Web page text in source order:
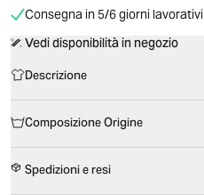
Consegna in 5/6 giorni lavorativi
Vedi disponibilità in negozio
Descrizione
Composizione Origine
Spedizioni e resi